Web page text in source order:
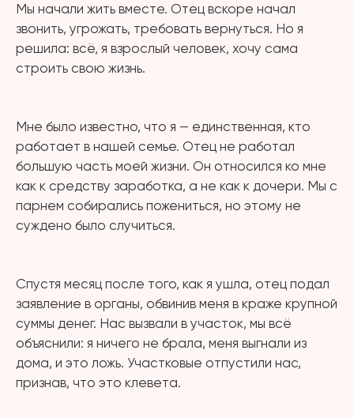
Мы начали жить вместе. Отец вскоре начал
звонить, угрожать, требовать вернуться. Но я
решила: всё, я взрослый человек, хочу сама
строить свою жизнь.
Мне было известно, что я — единственная, кто
работает в нашей семье. Отец не работал
большую часть моей жизни. Он относился ко мне
как к средству заработка, а не как к дочери. Мы с
парнем собирались пожениться, но этому не
суждено было случиться.
Спустя месяц после того, как я ушла, отец подал
заявление в органы, обвинив меня в краже крупной
суммы денег. Нас вызвали в участок, мы всё
объяснили: я ничего не брала, меня выгнали из
дома, и это ложь. Участковые отпустили нас,
признав, что это клевета.